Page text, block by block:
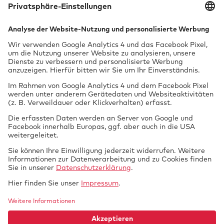
Bereichen
www.technikconsult.de
Gartenstraße 17
66851 Linden
Kontakt speichern
Tech­nik braucht
Si­cher­heit.
Datenschutz